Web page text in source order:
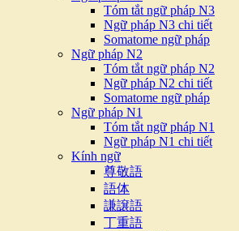
Tóm tắt ngữ pháp N3
Ngữ pháp N3 chi tiết
Somatome ngữ pháp
Ngữ pháp N2
Tóm tắt ngữ pháp N2
Ngữ pháp N2 chi tiết
Somatome ngữ pháp
Ngữ pháp N1
Tóm tắt ngữ pháp N1
Ngữ pháp N1 chi tiết
Kính ngữ
尊敬語
語体
謙譲語
丁重語